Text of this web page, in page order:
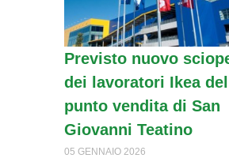
Previsto nuovo
dei lavoratori Ikea del
punto vendita di San
Giovanni Teatino
05 GENNAIO 2026